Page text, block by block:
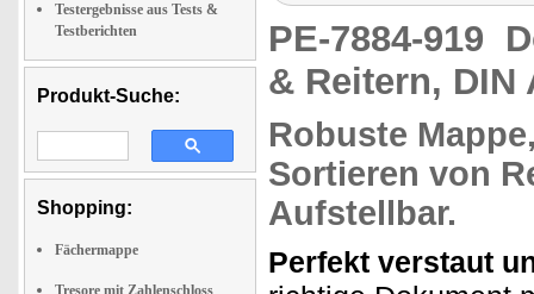
Testergebnisse aus Tests &
Testberichten
Produkt-Suche:
Shopping:
Fächermappe
Tresore mit Zahlenschloss
PE-7884-919
& Reitern, DIN
Robuste
Sortieren von
Aufstellbar.
Perfekt verstaut